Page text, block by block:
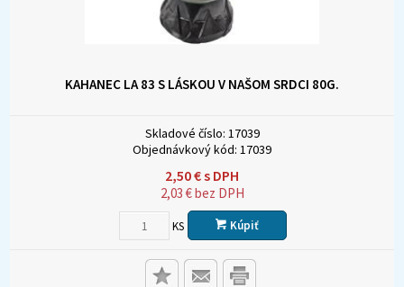
KAHANEC LA 83 S LÁSKOU V NAŠOM SRDCI 80G.
Skladové číslo: 17039
Objednávkový kód: 17039
2,50€s DPH
2,03€bez DPH
KS Kúpiť